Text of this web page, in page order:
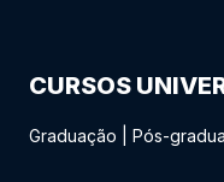
CURSOS
Graduação Pós-